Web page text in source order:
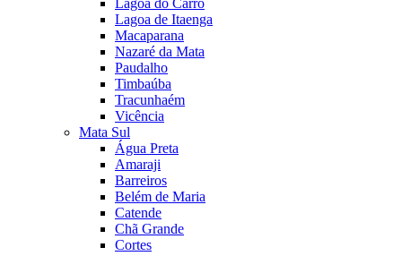
Lagoa do Carro
Lagoa de Itaenga
Macaparana
Nazaré da Mata
Paudalho
Timbaúba
Tracunhaém
Vicência
Mata Sul
Água Preta
Amaraji
Barreiros
Belém de Maria
Catende
Chã Grande
Cortes